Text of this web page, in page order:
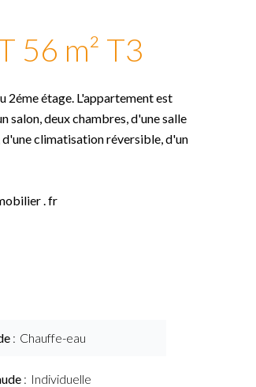
56 m² T3
2éme étage. L'appartement est
salon, deux chambres, d'une salle
climatisation réversible, d'un
. fr
Chauffe-eau
Individuelle